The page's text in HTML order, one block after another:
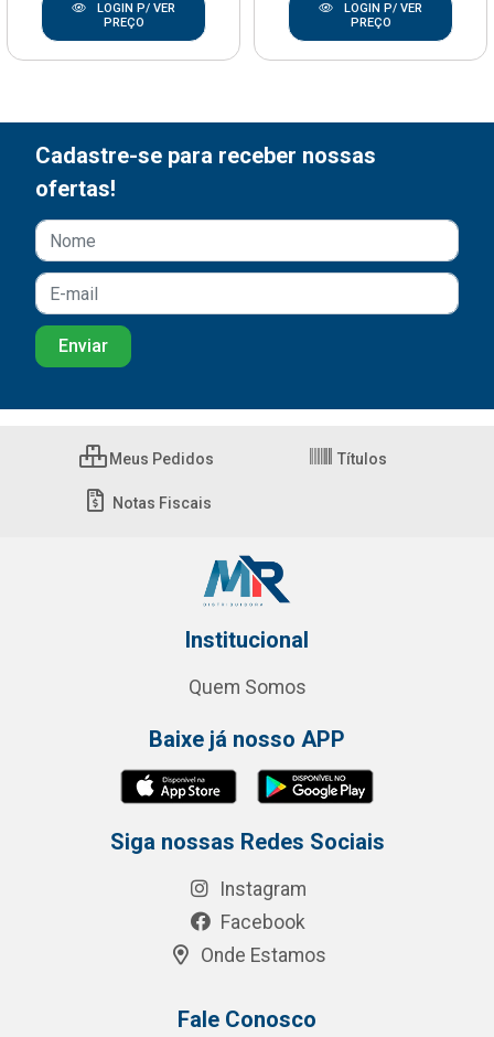
LOGIN P/ VER
PREÇO
LOGIN P/ VER
PREÇO
Cadastre-se para receber nossas
ofertas!
Meus Pedidos Títulos
Notas Fiscais
Institucional
Quem Somos
Baixe já nosso APP
Siga nossas Redes Sociais
Instagram
Facebook
Onde Estamos
Fale Conosco